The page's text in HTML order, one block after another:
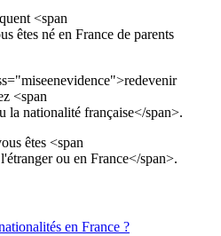
<span
êtes né en France de parents
<span
la nationalité française</span>.
êtes <span
ou en France</span>.
en France ?